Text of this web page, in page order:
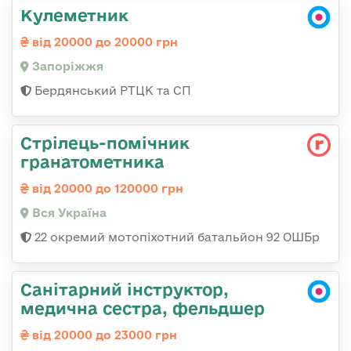
Кулеметник
від 20000 до 20000 грн
Запоріжжя
Бердянський РТЦК та СП
Стрілець-помічник
гранатометника
від 20000 до 120000 грн
Вся Україна
22 окремий мотопіхотний батальйон 92 ОШБр
Санітарний інструктор,
медична сестра, фельдшер
від 20000 до 23000 грн